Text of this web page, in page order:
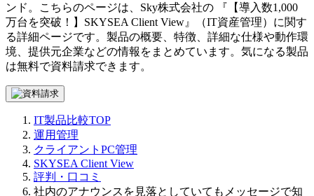
ンド。こちらのページは、 Sky株式会社の 『 【導入数1,000
万台を突破！】 SKYSEA Client View』（IT資産管理）に関す
る詳細ページです。製品の概要、特徴、詳細な仕様や動作環
境、提供元企業などの情報をまとめています。気になる製品
は無料で資料請求できます。
IT製品比較TOP
運用管理
クライアントPC管理
SKYSEA Client View
評判・口コミ
社内のアナウンスを見落としていてもメッセージで知